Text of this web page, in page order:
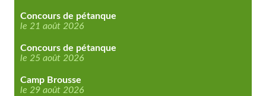
Concours de pétanque
le 21 août 2026
Concours de pétanque
le 25 août 2026
Camp Brousse
le 29 août 2026